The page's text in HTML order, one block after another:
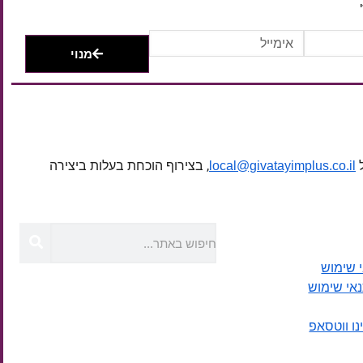
מנוי
local@givatayimplus.co.il , בצירוף הוכחת בעלות ביצירה
שימוש
שימוש
ווטסאפ